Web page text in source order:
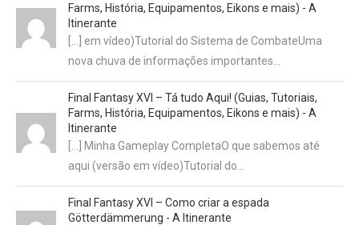
Farms, História, Equipamentos, Eikons e mais) - A
Itinerante
[…] em vídeo)Tutorial do Sistema de CombateUma
nova chuva de informações importantes…
Final Fantasy XVI – Tá tudo Aqui! (Guias, Tutoriais,
Farms, História, Equipamentos, Eikons e mais) - A
Itinerante
[…] Minha Gameplay CompletaO que sabemos até
aqui (versão em vídeo)Tutorial do…
Final Fantasy XVI – Como criar a espada
Götterdämmerung - A Itinerante